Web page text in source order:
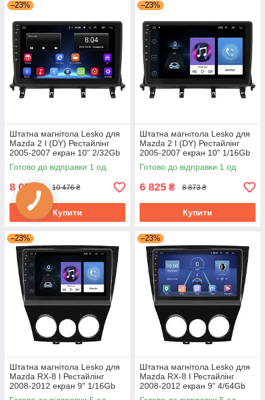
–23%
Штатна магнітола Lesko для
Mazda 2 I (DY) Рестайлінг
2005-2007 екран 10" 2/32Gb
Wi-Fi GPS Base Мазда
Готово до відправки 1 од.
8 058 ₴ 10 476 ₴
Купити
–23%
Штатна магнітола Lesko для
Mazda 2 I (DY) Рестайлінг
2005-2007 екран 10" 1/16Gb
Wi-Fi GPS Base Мазда
Готово до відправки 1 од.
6 825 ₴ 8 873 ₴
Купити
–23%
Штатна магнітола Lesko для
Mazda RX-8 I Рестайлінг
2008-2012 екран 9" 1/16Gb
Wi-Fi GPS Base
–23%
Штатна магнітола Lesko для
Mazda RX-8 I Рестайлінг
2008-2012 екран 9" 4/64Gb
4G Wi-Fi GPS Top